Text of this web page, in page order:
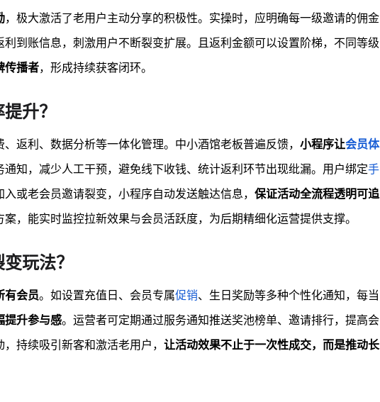
，极大激活了老用户主动分享的积极性。实操时，应明确每一级邀请的佣金
到账信息，刺激用户不断裂变扩展。且返利金额可以设置阶梯，不同等级
传播者，形成持续获客闭环。
升？
返利、数据分析等一体化管理。中小酒馆老板普遍反馈， 小程序让会员体
知，减少人工干预，避免线下收钱、统计返利环节出现纰漏。用户绑定手
或老会员邀请裂变，小程序自动发送触达信息， 保证活动全流程透明可追
，能实时监控拉新效果与会员活跃度，为后期精细化运营提供支撑。
玩法？
有会员。如设置充值日、会员专属促销、生日奖励等多种个性化通知，每当
提升参与感。运营者可定期通过服务通知推送奖池榜单、邀请排行，提高会
持续吸引新客和激活老用户， 让活动效果不止于一次性成交，而是推动长